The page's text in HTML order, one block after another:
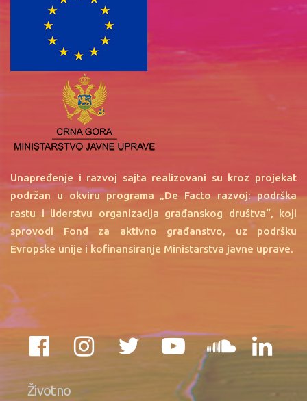
Unapređenje i razvoj sajta realizovani su kroz projekat
podržan u okviru programa „De Facto razvoj: podrška
rastu i liderstvu organizacija građanskog društva“, koji
sprovodi Fond za aktivno građanstvo, uz podršku
Evropske unije i kofinansiranje Ministarstva javne uprave.
Životno